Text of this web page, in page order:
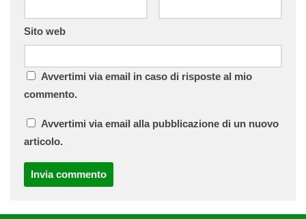
Sito web
Avvertimi via email in caso di risposte al mio
commento.
Avvertimi via email alla pubblicazione di un nuovo
articolo.